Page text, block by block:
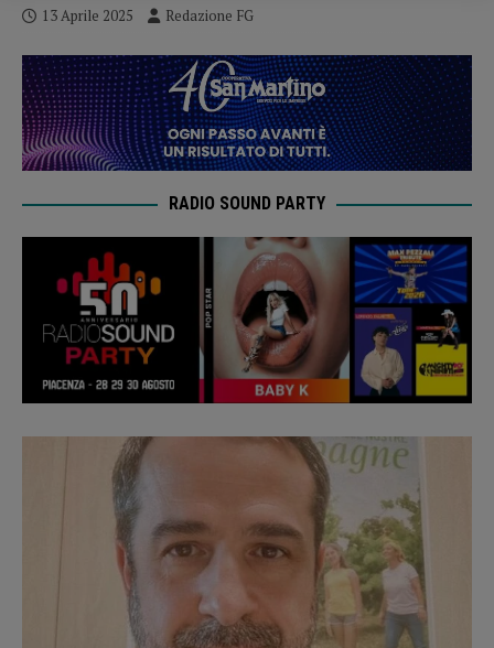
13 Aprile 2025 Redazione FG
RADIO SOUND PARTY